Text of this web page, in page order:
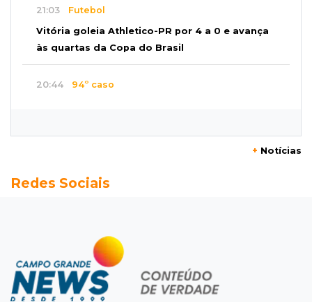
21:03 Futebol
Vitória goleia Athletico-PR por 4 a 0 e avança
às quartas da Copa do Brasil
20:44 94º caso
Veja as dezenas de hoje na Mega-Sena, Quina,
Balcão de empregos
Semana termina com 913 vagas de trabalho
abertas em 114 funções
+ Notícias
Redes Sociais